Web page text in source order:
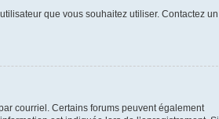
que vous souhaitez utiliser. Contactez un
courriel. Certains forums peuvent également